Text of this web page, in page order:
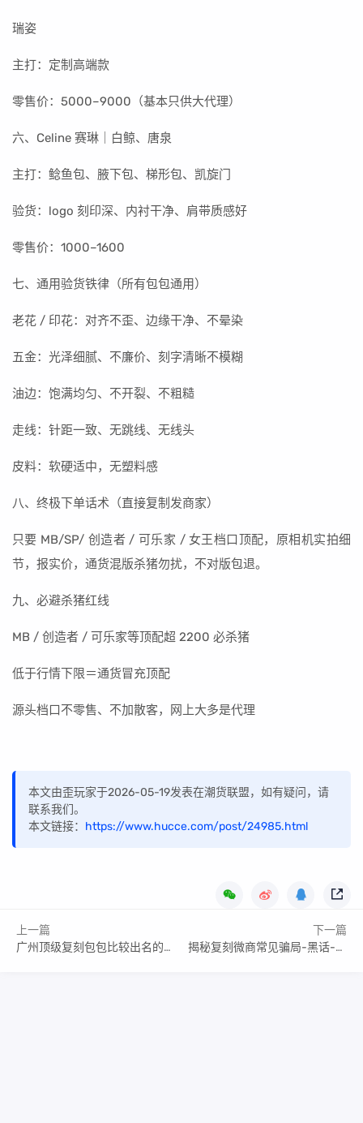
瑞姿
主打：定制高端款
零售价：5000–9000（基本只供大代理）
六、Celine 赛琳｜白鲸、唐泉
主打：鲶鱼包、腋下包、梯形包、凯旋门
验货：logo 刻印深、内衬干净、肩带质感好
零售价：1000–1600
七、通用验货铁律（所有包包通用）
老花 / 印花：对齐不歪、边缘干净、不晕染
五金：光泽细腻、不廉价、刻字清晰不模糊
油边：饱满均匀、不开裂、不粗糙
走线：针距一致、无跳线、无线头
皮料：软硬适中，无塑料感
八、终极下单话术（直接复制发商家）
只要 MB/SP/ 创造者 / 可乐家 / 女王档口顶配，原相机实拍细
节，报实价，通货混版杀猪勿扰，不对版包退。
九、必避杀猪红线
MB / 创造者 / 可乐家等顶配超 2200 必杀猪
低于行情下限＝通货冒充顶配
源头档口不零售、不加散客，网上大多是代理
本文由歪玩家于2026-05-19发表在潮货联盟，如有疑问，请
联系我们。
本文链接： https://www.hucce.com/post/24985.html
上一篇
广州顶级复刻包包比较出名的工厂或档口代号
下一篇
揭秘复刻微商常见骗局-黑话-术语-微商评测-靠谱商家推荐